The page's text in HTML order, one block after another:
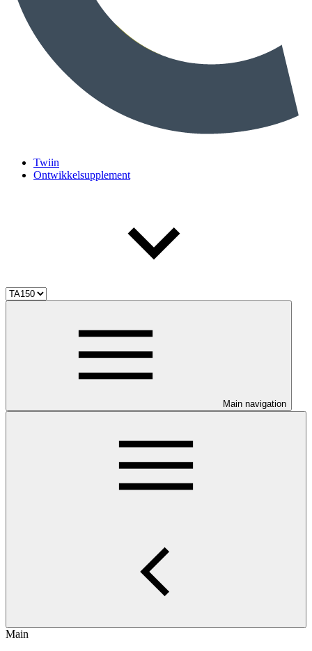
Twiin
Ontwikkelsupplement
Main navigation
Main